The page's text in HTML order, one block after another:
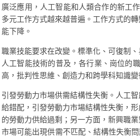
廣泛應用，人工智能和人類合作的新工
多元工作方式越來越普遍。工作方式的
能下降。
職業技能要求在改變。標準化、可復制
人工智能技術的普及，各行業、崗位的
高，批判性思維、創造力和跨學科知識
引發勞動力市場供需結構性失衡。人工
給錯配，引發勞動力市場結構性失衡，
的勞動力供給過剩；另一方面，新興職
市場可能出現供需不匹配、結構性失衡